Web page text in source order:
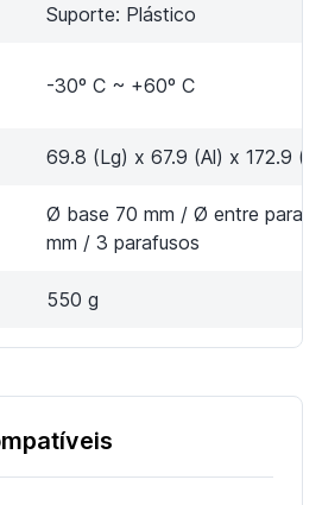
Suporte: Plástico
-30º C ~ +60º C
69.8 (Lg) x 67.9 (Al) x 172.9
Ø base 70 mm / Ø entre
mm / 3 parafusos
550 g